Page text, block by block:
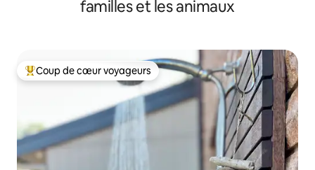
familles et les animaux
Coups de cœur voyageurs les plus appréciés
Coup de cœur voyageurs